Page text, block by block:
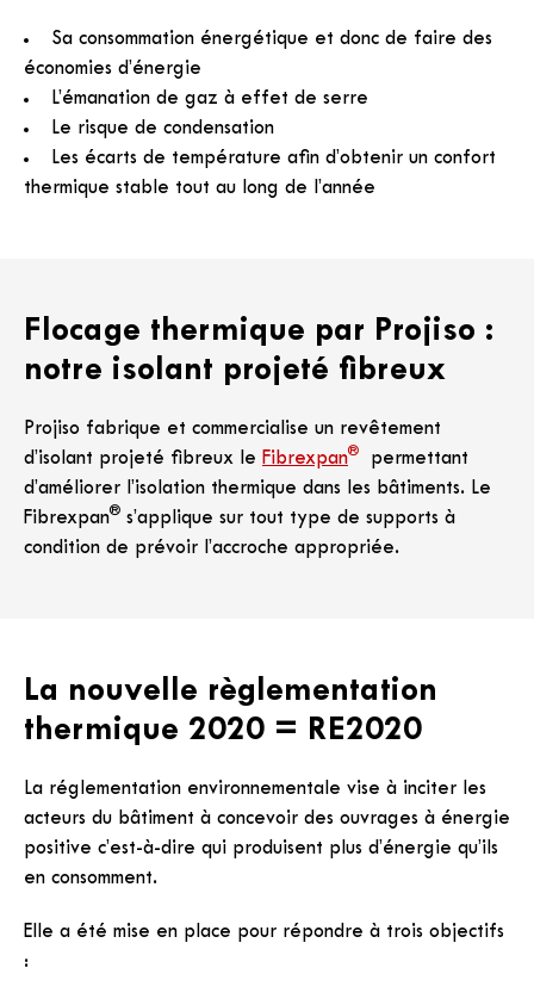
Sa consommation énergétique et donc de faire des
économies d’énergie
L’émanation de gaz à effet de serre
Le risque de condensation
Les écarts de température afin d’obtenir un confort
thermique stable tout au long de l’année
Flocage thermique par Projiso :
notre isolant projeté fibreux
Projiso fabrique et commercialise un revêtement
d’isolant projeté fibreux le Fibrexpan®
permettant
d’améliorer l’isolation thermique dans les bâtiments. Le
Fibrexpan® s’applique sur tout type de supports à
condition de prévoir l’accroche appropriée.
La nouvelle règlementation
thermique 2020 = RE2020
La réglementation environnementale vise à inciter les
acteurs du bâtiment à concevoir des ouvrages à énergie
positive c’est-à-dire qui produisent plus d’énergie qu’ils
en consomment.
Elle a été mise en place pour répondre à trois objectifs
: